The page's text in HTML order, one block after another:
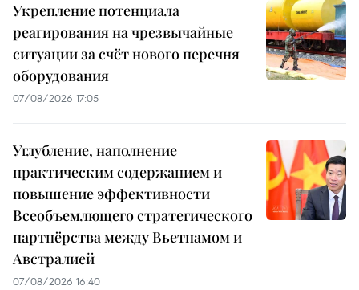
Укрепление потенциала
реагирования на чрезвычайные
ситуации за счёт нового перечня
оборудования
07/08/2026 17:05
Углубление, наполнение
практическим содержанием и
повышение эффективности
Всеобъемлющего стратегического
партнёрства между Вьетнамом и
Австралией
07/08/2026 16:40